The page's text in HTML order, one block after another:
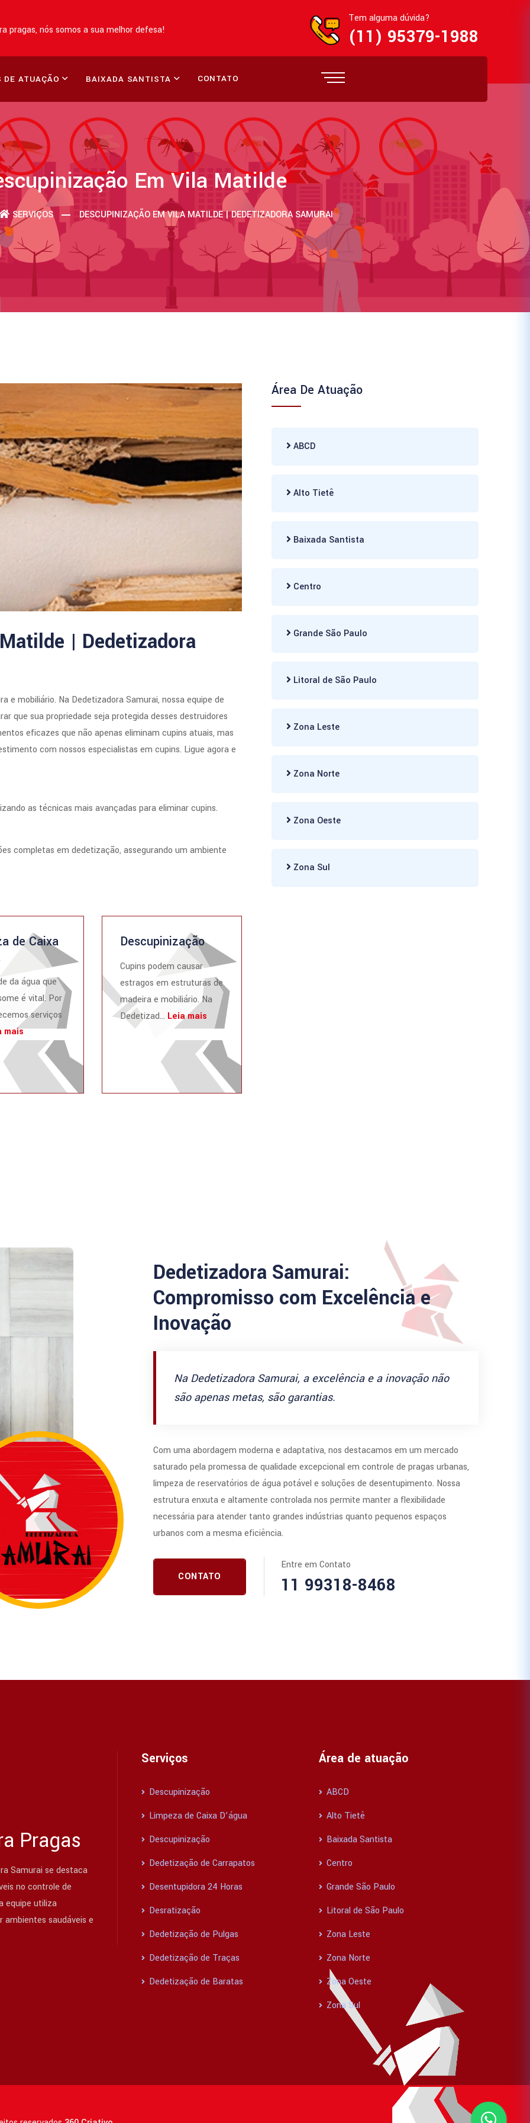
pragas, nós somos a sua melhor defesa!
Tem alguma dúvida?
(11) 95379-1988
DE ATUAÇÃO BAIXADA SANTISTA CONTATO
Em Vila Matilde
SERVIÇOS DESCUPINIZAÇÃO EM VILA MATILDE | DEDETIZADORA SAMURAI
| Dedetizadora
e mobiliário. Na Dedetizadora Samurai, nossa equipe de
que sua propriedade seja protegida desses destruidores
eficazes que não apenas eliminam cupins atuais, mas
com nossos especialistas em cupins. Ligue agora e
as técnicas mais avançadas para eliminar cupins.
completas em dedetização, assegurando um ambiente
de Caixa
da água que
é vital. Por
serviços
mais
Descupinização
Cupins podem causar
estragos em estruturas de
madeira e mobiliário. Na
Dedetizad... Leia mais
Área De Atuação
ABCD
Alto Tietê
Baixada Santista
Centro
Grande São Paulo
Litoral de São Paulo
Zona Leste
Zona Norte
Zona Oeste
Zona Sul
Dedetizadora Samurai:
Compromisso com Excelência e
Inovação
Na Dedetizadora Samurai, a excelência e a inovação não
são apenas metas, são garantias.
Com uma abordagem moderna e adaptativa, nos destacamos em um mercado
saturado pela promessa de qualidade excepcional em controle de pragas urbanas,
limpeza de reservatórios de água potável e soluções de desentupimento. Nossa
estrutura enxuta e altamente controlada nos permite manter a flexibilidade
necessária para atender tanto grandes indústrias quanto pequenos espaços
urbanos com a mesma eficiência.
CONTATO
Entre em Contato
11 99318-8468
Pragas
Samurai se destaca
no controle de
equipe utiliza
ambientes saudáveis e
Serviços
Descupinização
Limpeza de Caixa D’água
Descupinização
Dedetização de Carrapatos
Desentupidora 24 Horas
Desratização
Dedetização de Pulgas
Dedetização de Traças
Dedetização de Baratas
Área de atuação
ABCD
Alto Tietê
Baixada Santista
Centro
Grande São Paulo
Litoral de São Paulo
Zona Leste
Zona Norte
Zona Oeste
Zona Sul